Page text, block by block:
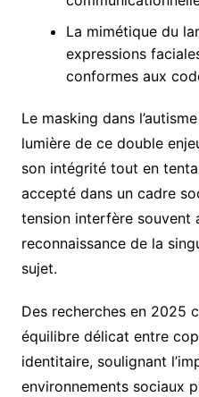
La mimétique du
expressions
conformes aux
Le masking dans
lumière de ce double
son intégrité tout en
accepté dans un cadre
tension interfère souvent
reconnaissance de la
sujet.
Des recherches en 2025
équilibre délicat entre
identitaire, soulignant
environnements sociaux